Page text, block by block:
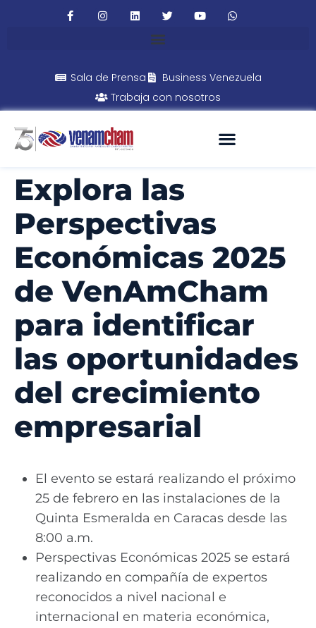
Sala de Prensa
Business Venezuela
Trabaja con nosotros
Explora las
Perspectivas
Económicas 2025
de VenAmCham
para identificar
las oportunidades
del crecimiento
empresarial
El evento se estará realizando el próximo
25 de febrero en las instalaciones de la
Quinta Esmeralda en Caracas desde las
8:00 a.m.
Perspectivas Económicas 2025 se estará
realizando en compañía de expertos
reconocidos a nivel nacional e
internacional en materia económica,